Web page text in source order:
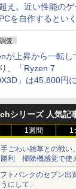
え。近い性能のゲ
を自作するといく
？
査
が上昇から一転し
、「Ryzen 7
」は45,800円に
格逆転解消 [8月
格]
シリーズ 人気記
1週間 1
手ごわい雑草との戦い
勝利 掃除機感覚で使
トバンクのセブン出
にして」